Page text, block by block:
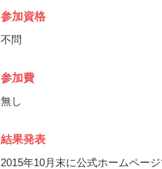
参加資格
不問
参加費
無し
結果発表
2015年10月末に公式ホームペー